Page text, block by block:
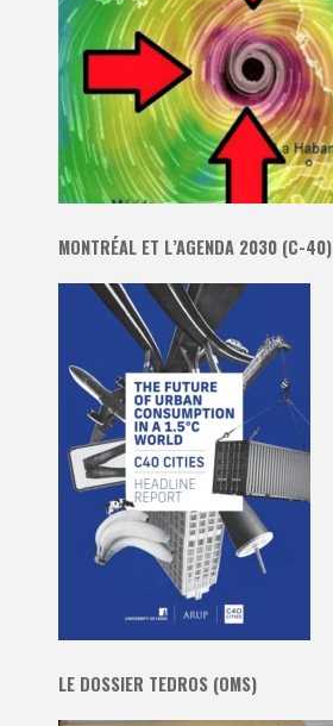
MONTRÉAL ET L’AGENDA 2030 (C-40)
LE DOSSIER TEDROS (OMS)